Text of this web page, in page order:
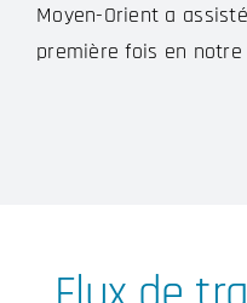
Moyen-Orient a
première fois en notre